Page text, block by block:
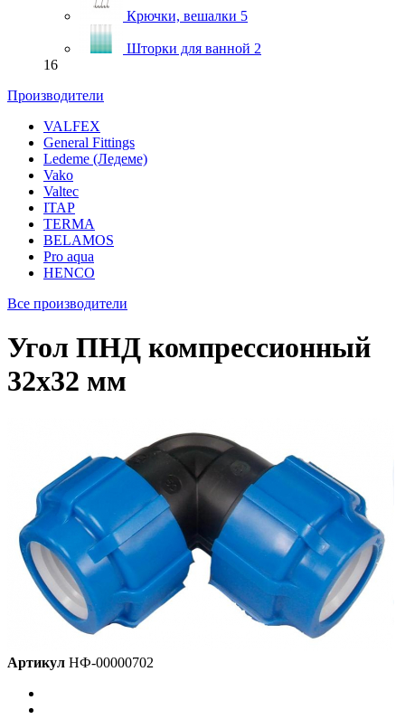
Крючки, вешалки 5
Шторки для ванной 2
16
Производители
VALFEX
General Fittings
Ledeme (Ледеме)
Vako
Valtec
ITAP
TERMA
BELAMOS
Pro aqua
HENCO
Все производители
Угол ПНД компрессионный
32х32 мм
Артикул НФ-00000702